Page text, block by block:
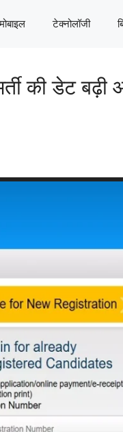
टेक्नोलॉजी
की डेट